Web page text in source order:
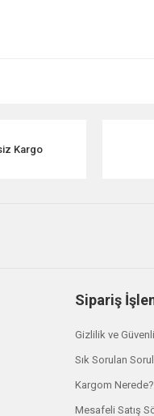
olmalı.
LR003322
Kargo
Sipariş
Gizlilik ve
Sık Sorulan
Kargom Nerede?
Mesafeli Satış